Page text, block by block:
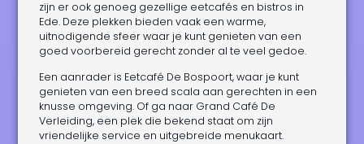
zijn er ook genoeg gezellige eetcafés en bistros in
Ede. Deze plekken bieden vaak een warme,
uitnodigende sfeer waar je kunt genieten van een
goed voorbereid gerecht zonder al te veel gedoe.
Een aanrader is Eetcafé De Bospoort, waar je kunt
genieten van een breed scala aan gerechten in een
knusse omgeving. Of ga naar Grand Café De
Verleiding, een plek die bekend staat om zijn
vriendelijke service en uitgebreide menukaart.